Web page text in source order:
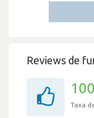
Reviews de
100
Taxa